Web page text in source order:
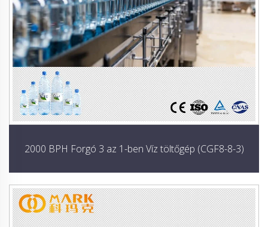
2000 BPH Forgó 3 az 1-ben Víz töltőgép (CGF8-8-3)